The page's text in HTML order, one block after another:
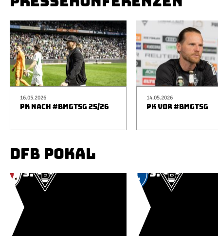
16.05.2026
PK NACH #BMGTSG 25/26
14.05.2026
PK VOR #BMGTSG
DFB POKAL